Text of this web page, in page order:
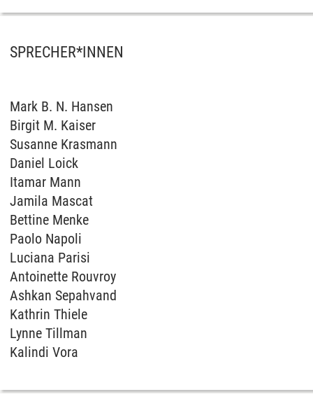
SPRECHER*INNEN
Mark B. N. Hansen
Birgit M. Kaiser
Susanne Krasmann
Daniel Loick
Itamar Mann
Jamila Mascat
Bettine Menke
Paolo Napoli
Luciana Parisi
Antoinette Rouvroy
Ashkan Sepahvand
Kathrin Thiele
Lynne Tillman
Kalindi Vora